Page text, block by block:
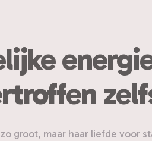
groot, maar haar liefde voor